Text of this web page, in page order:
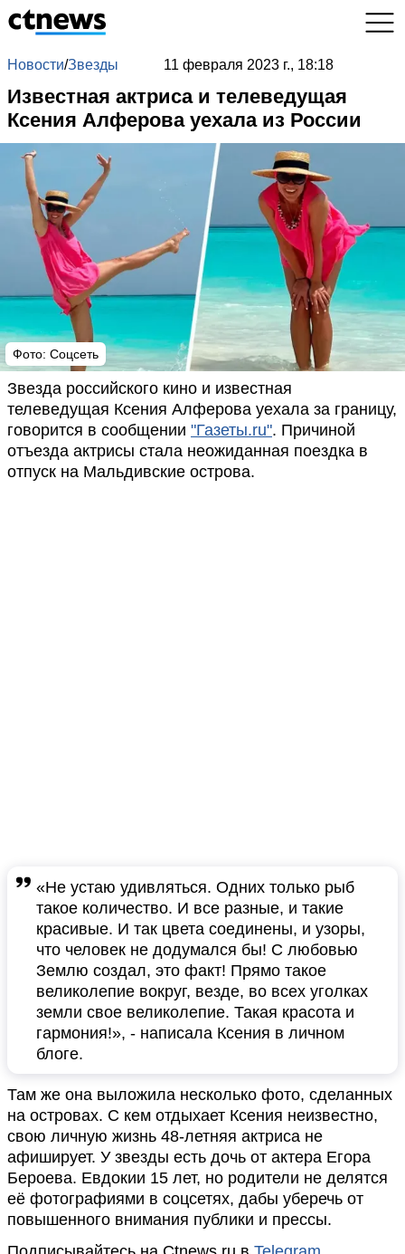
Новости/Звезды 11 февраля 2023 г., 18:18
Известная актриса и телеведущая
Ксения Алферова уехала из России
Фото: Соцсеть
Звезда российского кино и известная
телеведущая Ксения Алферова уехала за границу,
говорится в сообщении "Газеты.ru". Причиной
отъезда актрисы стала неожиданная поездка в
отпуск на Мальдивские острова.
«Не устаю удивляться. Одних только рыб
такое количество. И все разные, и такие
красивые. И так цвета соединены, и узоры,
что человек не додумался бы! С любовью
Землю создал, это факт! Прямо такое
великолепие вокруг, везде, во всех уголках
земли свое великолепие. Такая красота и
гармония!», - написала Ксения в личном
блоге.
Там же она выложила несколько фото, сделанных
на островах. С кем отдыхает Ксения неизвестно,
свою личную жизнь 48-летняя актриса не
афиширует. У звезды есть дочь от актера Егора
Бероева. Евдокии 15 лет, но родители не делятся
её фотографиями в соцсетях, дабы уберечь от
повышенного внимания публики и прессы.